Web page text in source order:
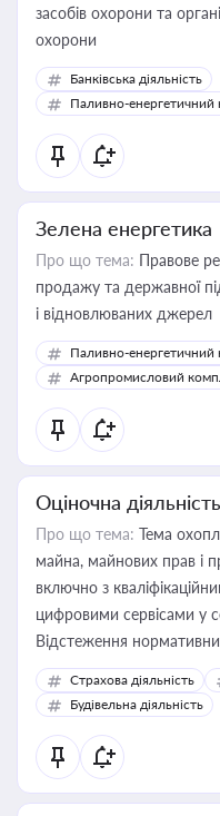
засобів охорони та
охорони
Банківська діяльність
Паливно-енергетичний
Зелена енергетика
Про що тема: Правове
продажу та державної
і відновлюваних джерел
Паливно-енергетичний
Агропромисловий
Оціночна діяльність
Про що тема: Тема
майна, майнових прав і
включно з
цифровими сервісами у
Відстеження
корисне для власника
бухгалтера під час
державного майна,
статусу суб'єктів
Страхова діяльність
Будівельна діяльність